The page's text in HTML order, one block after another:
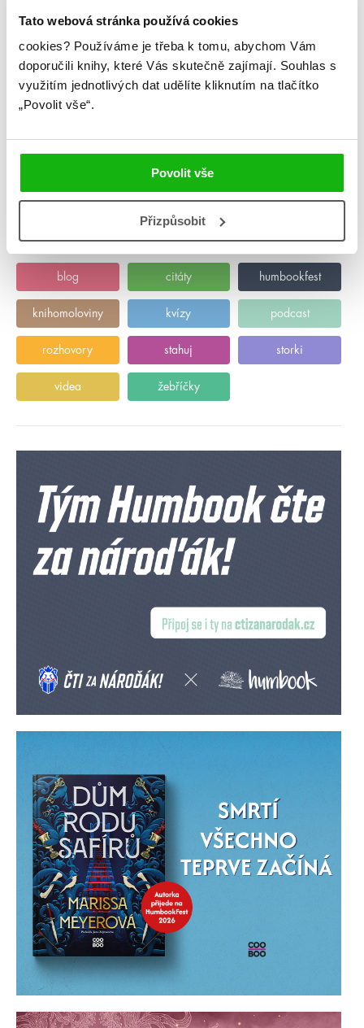
Tato webová stránka používá cookies
cookies? Používáme je třeba k tomu, abychom Vám
doporučili knihy, které Vás skutečně zajímají. Souhlas s
využitím jednotlivých dat udělíte kliknutím na tlačítko
„Povolit vše“.
Povolit vše
Přizpůsobit
17. 7. 2023
Červencová online merenda 2023
číst více
Kategorie
blog citáty humbookfest
knihomoloviny kvízy podcast
rozhovory stahuj storki
videa žebříčky